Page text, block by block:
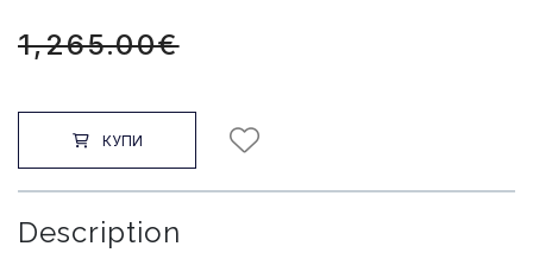
1,265.00€
КУПИ
Description